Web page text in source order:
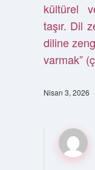
kültürel
taşır. Dil
diline
varmak”
Nisan 3, 2026